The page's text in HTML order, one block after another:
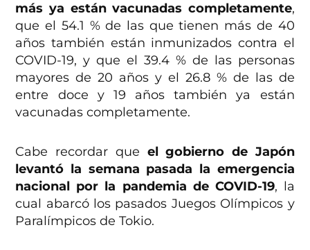
más ya están vacunadas completamente,
que el 54.1 % de las que tienen más de 40
años también están inmunizados contra el
COVID-19, y que el 39.4 % de las personas
mayores de 20 años y el 26.8 % de las de
entre doce y 19 años también ya están
vacunadas completamente.
Cabe recordar que el gobierno de Japón
levantó la semana pasada la emergencia
nacional por la pandemia de COVID-19, la
cual abarcó los pasados Juegos Olímpicos y
Paralímpicos de Tokio.